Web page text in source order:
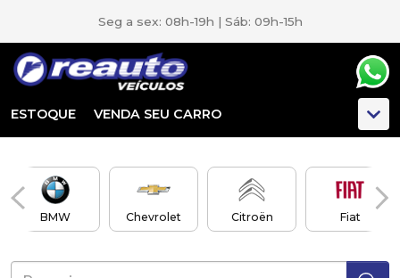
Seg a sex: 08h-19h | Sáb: 09h-15h
ESTOQUE VENDA SEU CARRO
BMW Chevrolet Citroën Fiat